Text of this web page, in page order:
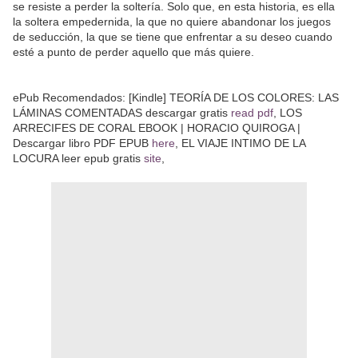
se resiste a perder la soltería. Solo que, en esta historia, es ella
la soltera empedernida, la que no quiere abandonar los juegos
de seducción, la que se tiene que enfrentar a su deseo cuando
esté a punto de perder aquello que más quiere.
ePub Recomendados: [Kindle] TEORÍA DE LOS COLORES: LAS
LÁMINAS COMENTADAS descargar gratis read pdf , LOS
ARRECIFES DE CORAL EBOOK | HORACIO QUIROGA |
Descargar libro PDF EPUB here , EL VIAJE INTIMO DE LA
LOCURA leer epub gratis site